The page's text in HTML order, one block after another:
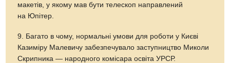
макетів, у якому мав бути телескоп направлений
на Юпітер.
9. Багато в чому, нормальні умови для роботи у Києві
Казиміру Малевичу забезпечувало заступництво Миколи
Скрипника — народного комісара освіта УРСР.